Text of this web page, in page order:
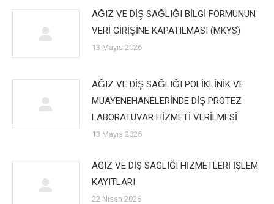
AĞIZ VE DİŞ SAĞLIĞI BİLGİ FORMUNUN
VERİ GİRİŞİNE KAPATILMASI (MKYS)
13 Mayıs 2026
AĞIZ VE DİŞ SAĞLIĞI POLİKLİNİK VE
MUAYENEHANELERİNDE DİŞ PROTEZ
LABORATUVAR HİZMETİ VERİLMESİ
13 Mayıs 2026
AĞIZ VE DİŞ SAĞLIĞI HİZMETLERİ İŞLEM
KAYITLARI
22 Nisan 2026